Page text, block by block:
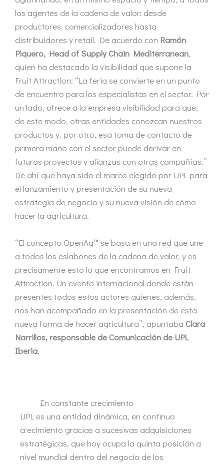
los agentes de la cadena de valor: desde
productores, comercializadores hasta
distribuidores y retail. De acuerdo con Ramón
Piquero, Head of Supply Chain Mediterranean,
quien ha destacado la visibilidad que supone la
Fruit Attraction: “La feria se convierte en un punto
de encuentro para los especialistas en el sector. Por
un lado, ofrece a la empresa visibilidad para que,
de este modo, otras entidades conozcan nuestros
productos y, por otro, esa toma de contacto de
primera mano con el sector puede derivar en
futuros proyectos y alianzas con otras compañías.”
De ahí que haya sido el marco elegido por UPL para
el lanzamiento y presentación de su nueva
estrategia de negocio y su nueva visión de cómo
hacer la agricultura.
“El concepto OpenAg™ se basa en una red que une
a todos los eslabones de la cadena de valor, y es
precisamente esto lo que encontramos en Fruit
Attraction. Un evento internacional donde están
presentes todos estos actores quienes, además,
nos han acompañado en la presentación de esta
nueva forma de hacer agricultura”, apuntaba Clara
Narrillos, responsable de Comunicación de UPL
Iberia.
En constante crecimiento
UPL es una entidad dinámica, en continuo
crecimiento gracias a sucesivas adquisiciones
estratégicas, que hoy ocupa la quinta posición a
nivel mundial dentro del negocio de los